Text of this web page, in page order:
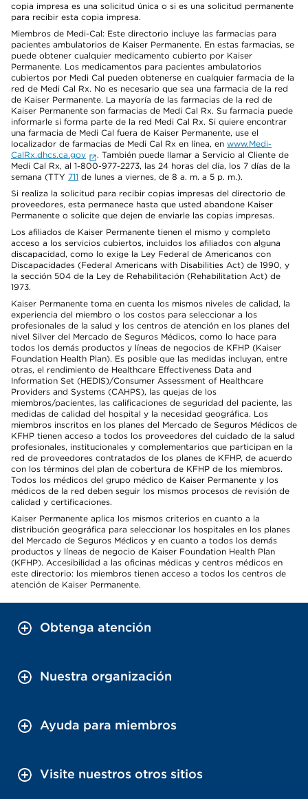
copia impresa es una solicitud única o si es una solicitud permanente
para recibir esta copia impresa.
Miembros de Medi-Cal: Este directorio incluye las farmacias para
pacientes ambulatorios de Kaiser Permanente. En estas farmacias, se
puede obtener cualquier medicamento cubierto por Kaiser
Permanente. Los medicamentos para pacientes ambulatorios
cubiertos por Medi Cal pueden obtenerse en cualquier farmacia de la
red de Medi Cal Rx. No es necesario que sea una farmacia de la red
de Kaiser Permanente. La mayoría de las farmacias de la red de
Kaiser Permanente son farmacias de Medi Cal Rx. Su farmacia puede
informarle si forma parte de la red Medi Cal Rx. Si quiere encontrar
una farmacia de Medi Cal fuera de Kaiser Permanente, use el
localizador de farmacias de Medi Cal Rx en línea, en www.Medi-
CalRx.dhcs.ca.gov
. También puede llamar a Servicio al Cliente de
Medi Cal Rx, al 1-800-977-2273, las 24 horas del día, los 7 días de la
semana (TTY 711 de lunes a viernes, de 8 a. m. a 5 p. m.).
Si realiza la solicitud para recibir copias impresas del directorio de
proveedores, esta permanece hasta que usted abandone Kaiser
Permanente o solicite que dejen de enviarle las copias impresas.
Los afiliados de Kaiser Permanente tienen el mismo y completo
acceso a los servicios cubiertos, incluidos los afiliados con alguna
discapacidad, como lo exige la Ley Federal de Americanos con
Discapacidades (Federal Americans with Disabilities Act) de 1990, y
la sección 504 de la Ley de Rehabilitación (Rehabilitation Act) de
1973.
Kaiser Permanente toma en cuenta los mismos niveles de calidad, la
experiencia del miembro o los costos para seleccionar a los
profesionales de la salud y los centros de atención en los planes del
nivel Silver del Mercado de Seguros Médicos, como lo hace para
todos los demás productos y líneas de negocios de KFHP (Kaiser
Foundation Health Plan). Es posible que las medidas incluyan, entre
otras, el rendimiento de Healthcare Effectiveness Data and
Information Set (HEDIS)/Consumer Assessment of Healthcare
Providers and Systems (CAHPS), las quejas de los
miembros/pacientes, las calificaciones de seguridad del paciente, las
medidas de calidad del hospital y la necesidad geográfica. Los
miembros inscritos en los planes del Mercado de Seguros Médicos de
KFHP tienen acceso a todos los proveedores del cuidado de la salud
profesionales, institucionales y complementarios que participan en la
red de proveedores contratados de los planes de KFHP, de acuerdo
con los términos del plan de cobertura de KFHP de los miembros.
Todos los médicos del grupo médico de Kaiser Permanente y los
médicos de la red deben seguir los mismos procesos de revisión de
calidad y certificaciones.
Kaiser Permanente aplica los mismos criterios en cuanto a la
distribución geográfica para seleccionar los hospitales en los planes
del Mercado de Seguros Médicos y en cuanto a todos los demás
productos y líneas de negocio de Kaiser Foundation Health Plan
(KFHP). Accesibilidad a las oficinas médicas y centros médicos en
este directorio: los miembros tienen acceso a todos los centros de
atención de Kaiser Permanente.
Obtenga atención
Nuestra organización
Ayuda para miembros
Visite nuestros otros sitios